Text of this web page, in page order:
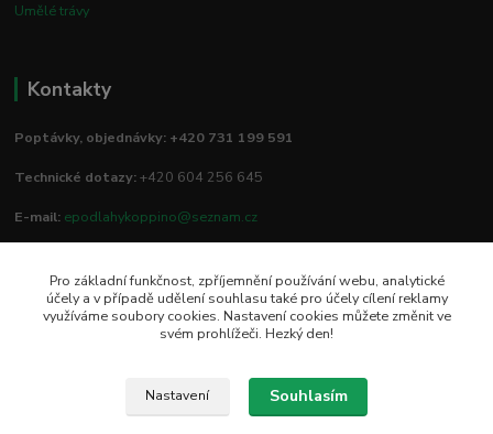
Umělé trávy
Kontakty
Poptávky, objednávky: +420 731 199 591
Technické dotazy:+420 604 256 645
E-mail: epodlahykoppino@seznam.cz
Prodejna/vzorkovna:
Studio Podlah
Mírové náměstí 16/15
Pro základní funkčnost, zpříjemnění používání webu, analytické
účely a v případě udělení souhlasu také pro účely cílení reklamy
využíváme soubory cookies. Nastavení cookies můžete změnit ve
svém prohlížeči. Hezký den!
Nastavení Souhlasím